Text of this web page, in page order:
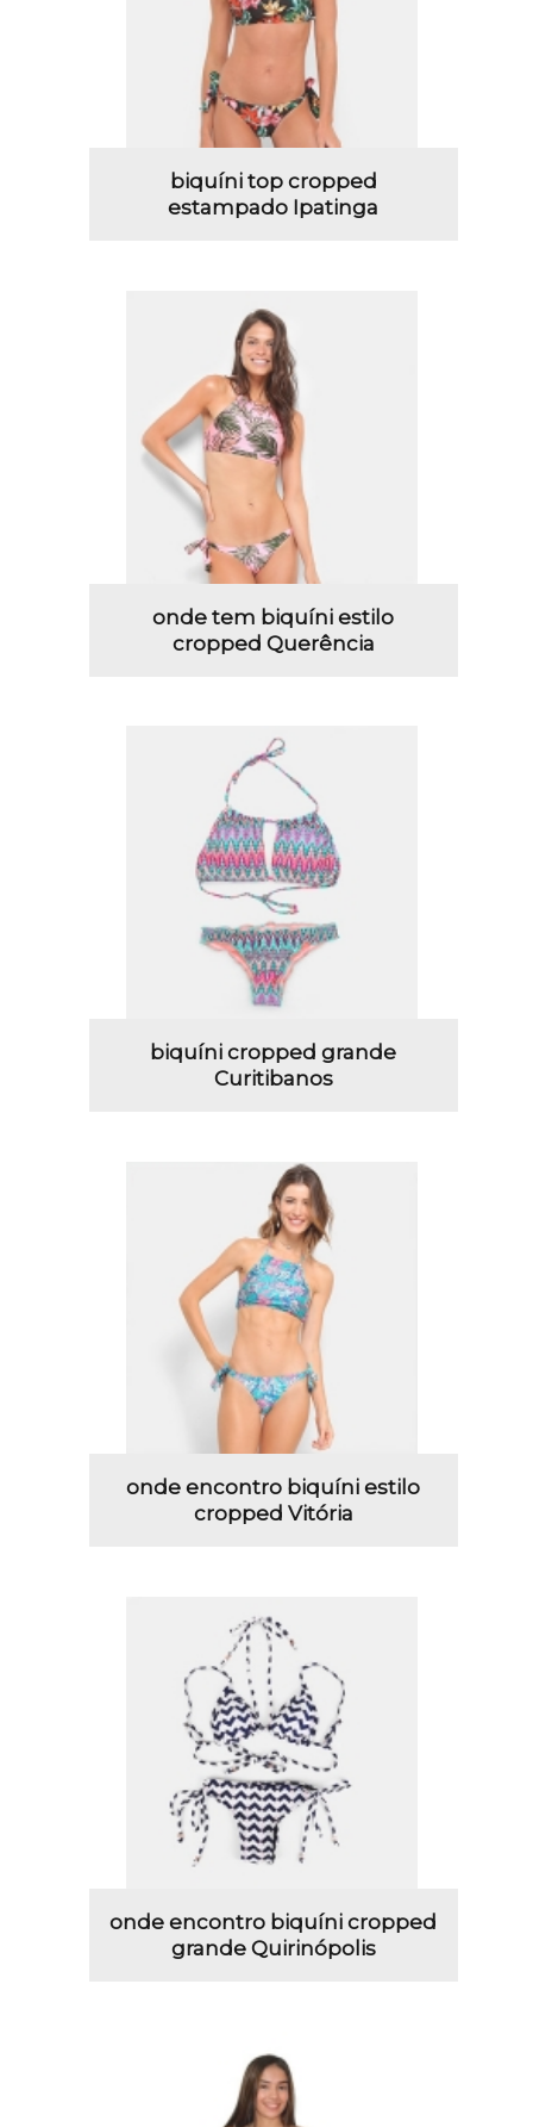
biquíni top cropped
estampado Ipatinga
onde tem biquíni estilo
cropped Querência
biquíni cropped grande
Curitibanos
onde encontro biquíni estilo
cropped Vitória
onde encontro biquíni cropped
grande Quirinópolis